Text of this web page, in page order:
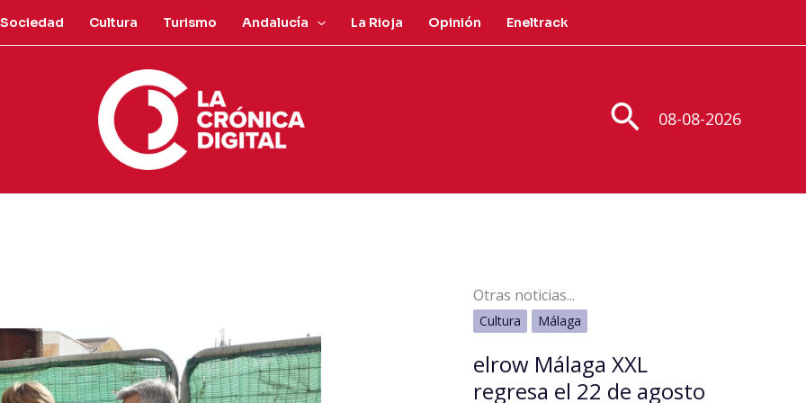
Sociedad Cultura Turismo Andalucía La Rioja Opinión Eneltrack
Buscar
08-08-2026
Otras noticias...
Cultura Málaga
elrow Málaga XXL
regresa el 22 de agosto